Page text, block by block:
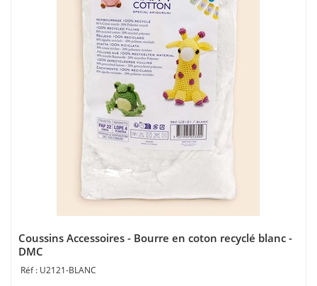
Coussins Accessoires - Bourre en coton recyclé blanc -
DMC
U2121-BLANC